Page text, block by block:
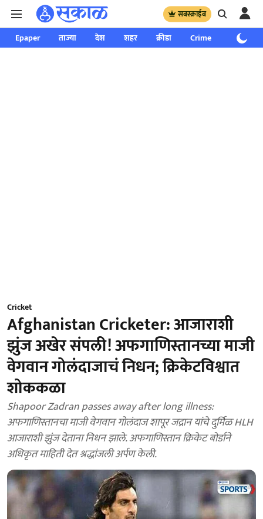
सबस्क्राईब
Epaper ताज्या देश शहर क्रीडा Crime साप्ताहिक
Cricket
Afghanistan Cricketer: आजाराशी
झुंज अखेर संपली! अफगाणिस्तानच्या माजी
वेगवान गोलंदाजाचं निधन; क्रिकेटविश्वात
शोककळा
Shapoor Zadran passes away after long illness:
अफगाणिस्तानचा माजी वेगवान गोलंदाज शापूर जद्रान यांचे दुर्मिळ HLH
आजाराशी झुंज देताना निधन झाले. अफगाणिस्तान क्रिकेट बोर्डाने
अधिकृत माहिती देत श्रद्धांजली अर्पण केली.